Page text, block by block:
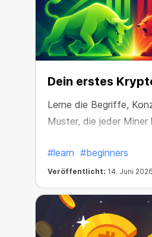
Dein erstes
Lerne die Begriffe,
Muster, die jeder Miner
#learn #beginners
Veröffentlicht: 14. Juni 2026